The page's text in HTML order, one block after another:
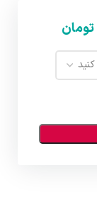
تومان